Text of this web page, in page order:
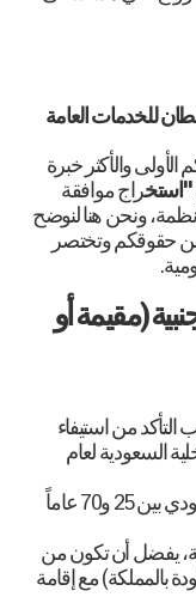
للخدمات العامة
والأكثر خبرة
"استخراج موافقة
ونحن هنا لنوضح
حقوقكم وتختصر
(مقيمة أو
التأكد من استيفاء
السعودية لعام
يجب أن يتراوح عمر الزوج السعودي بين 25 و70 عاماً
يفضل أن تكون من
بالمملكة) مع إقامة